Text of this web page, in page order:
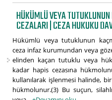
HÜKÜMLÜ VEYA
CEZALARI | CEZA HUKUKU
Hükümlü veya tutuklunun
ceza infaz kurumundan veya
elinden kaçan tutuklu veya
kadar hapis cezasına
kullanılarak işlenmesi halinde,
hükmolunur.(3) Bu suçun,